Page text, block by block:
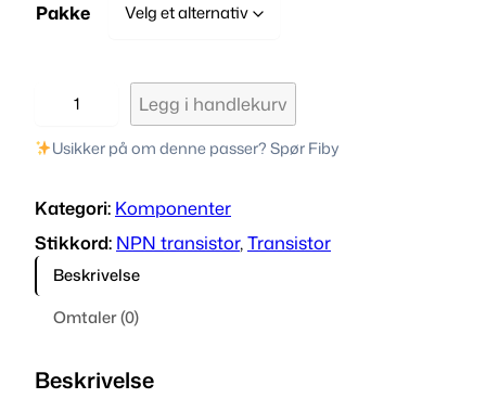
Pakke
3
0
N
N
a
Legg i handlekurv
Usikker på om denne passer? Spør Fiby
Kategori: Komponenter
Stikkord: NPN transistor, Transistor
Beskrivelse
Omtaler (0)
Beskrivelse